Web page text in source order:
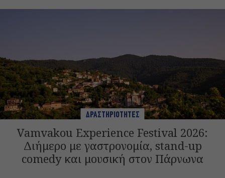
ΔΡΑΣΤΗΡΙΟΤΗΤΕΣ
Vamvakou Experience Festival 2026:
Διήμερο με γαστρονομία, stand-up
comedy και μουσική στον Πάρνωνα